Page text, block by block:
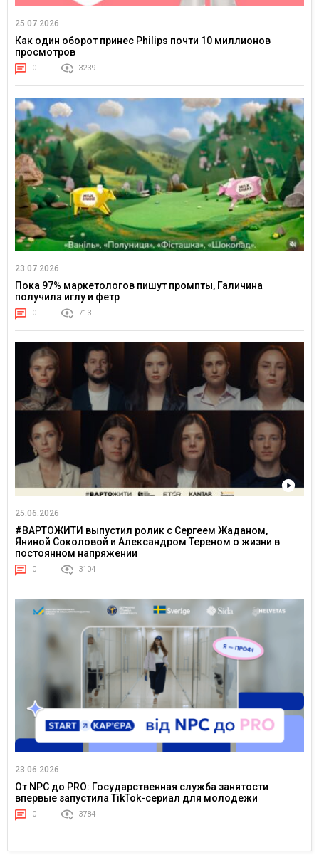
25.07.2026
Как один оборот принес Philips почти 10 миллионов
просмотров
0 3239
23.07.2026
Пока 97% маркетологов пишут промпты, Галичина
получила иглу и фетр
0 713
25.06.2026
#ВАРТОЖИТИ выпустил ролик с Сергеем Жаданом,
Яниной Соколовой и Александром Тереном о жизни в
постоянном напряжении
0 3104
23.06.2026
От NPC до PRO: Государственная служба занятости
впервые запустила TikTok-сериал для молодежи
0 3784